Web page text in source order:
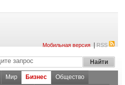
Мобильная версия|RSS
Мир Бизнес
Общество